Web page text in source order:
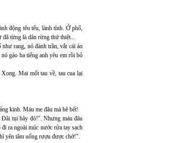
động têu tếu, lành tính. Ở phố,
đã từng là dân rừng thứ thiệt...
rang, nó đánh trần, vắt cái áo
gào ba tiếng anh yêu em rồi bỏ
Mai mốt tau về, tau cua lại
kinh. Máu me đâu mà bê bết!
Đãi tụi bây đó!". Nhưng máu đâu
ra ngoài múc nước rửa tay sạch
yên tâm uống rượu được chớ!".